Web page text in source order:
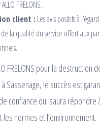
FRELONS.
client : Les avis positifs à
la qualité du service offert aux
FRELONS pour la destruction
Sassenage, le succès est
confiance qui saura répondre
normes et l’environnement.